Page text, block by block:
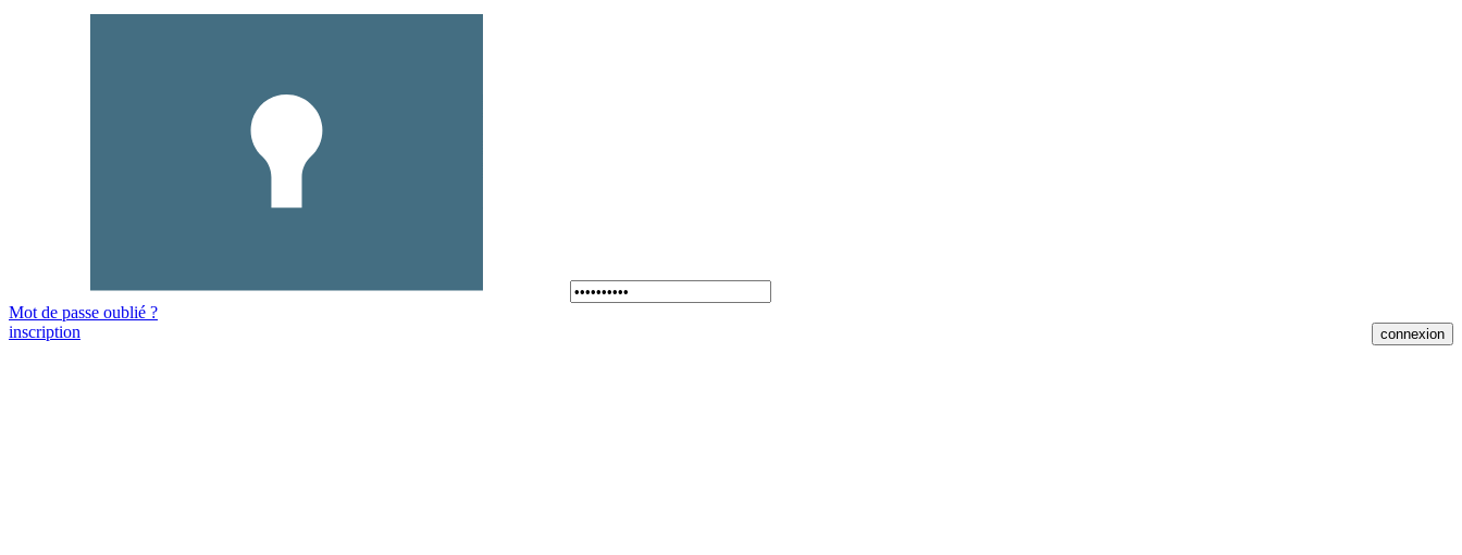
Mot de passe oublié ?
inscription